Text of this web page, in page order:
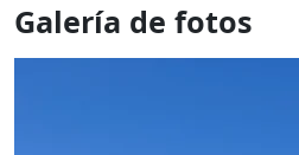
Galería de fotos